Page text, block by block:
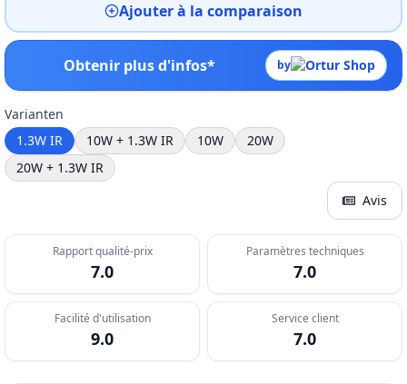
Ajouter à la comparaison
Obtenir plus d'infos* by
Varianten
1.3W IR
10W + 1.3W IR 10W
20W
20W + 1.3W IR
Avis
Rapport qualité-prix
7.0
Paramètres techniques
7.0
Facilité d'utilisation
9.0
Service client
7.0